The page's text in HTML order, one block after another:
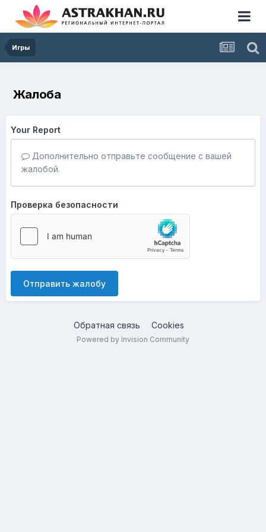
Игры
Жалоба
Your Report
Дополнительно отправьте сообщение с вашей
жалобой.
Проверка безопасности
Отправить жалобу
Обратная связь Cookies
Powered by Invision Community